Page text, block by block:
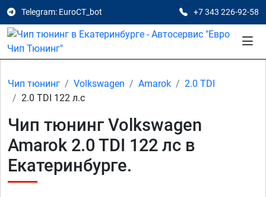
Telegram: EuroCT_bot +7 343 226-92-58
Чип тюнинг Volkswagen Amarok
2.0 TDI
2.0 TDI 122 л.с
Чип тюнинг Volkswagen
Amarok 2.0 TDI 122 лс в
Екатеринбурге.